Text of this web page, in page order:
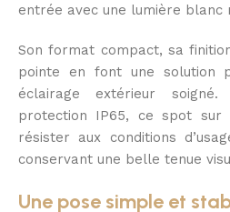
entrée avec une lumière blanc
Son format compact, sa
pointe en font une solution
éclairage extérieur
protection IP65, ce spot sur
résister aux conditions
conservant une belle tenue
Une pose simple et